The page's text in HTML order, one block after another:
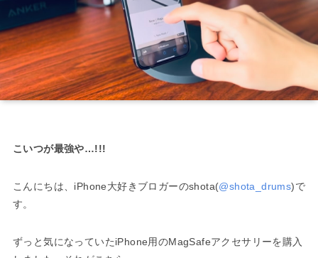
こいつが最強や…!!!
こんにちは、iPhone大好きブロガーのshota(@shota_drums)で
す。
ずっと気になっていたiPhone用のMagSafeアクセサリーを購入